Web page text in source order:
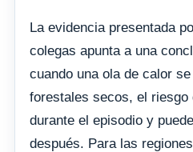
La evidencia presentada
colegas apunta a una
cuando una ola de calor
forestales secos, el riesgo
durante el episodio y
después. Para las